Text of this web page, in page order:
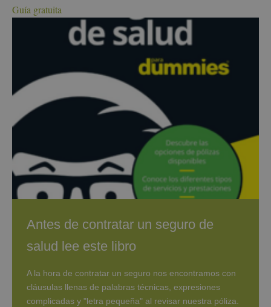
Guía gratuita
Antes de contratar un seguro de
salud lee este libro
A la hora de contratar un seguro nos encontramos con
cláusulas llenas de palabras técnicas, expresiones
complicadas y "letra pequeña" al revisar nuestra póliza.